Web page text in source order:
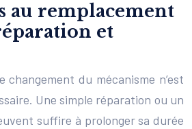
au remplacement
et
changement du mécanisme n’est
Une simple réparation ou un
suffire à prolonger sa durée